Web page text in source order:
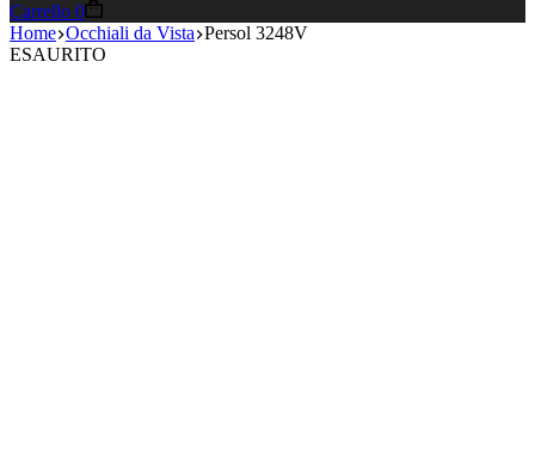
Carrello 0
Home Occhiali da Vista Persol 3248V
ESAURITO